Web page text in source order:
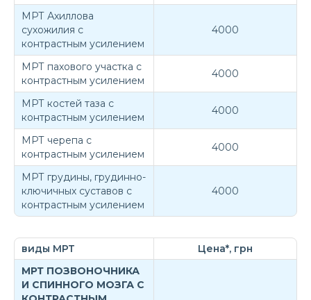
МРТ Ахиллова
сухожилия с
контрастным усилением
4000
МРТ пахового участка с
контрастным усилением
4000
МРТ костей таза с
контрастным усилением
4000
МРТ черепа с
контрастным усилением
4000
МРТ грудины, грудинно-
ключичных суставов с
контрастным усилением
4000
виды МРТ
Цена*, грн
МРТ ПОЗВОНОЧНИКА
И СПИННОГО МОЗГА С